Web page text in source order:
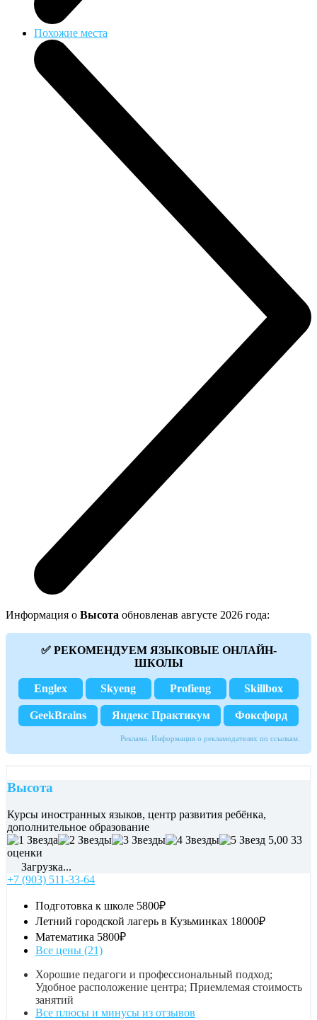
Похожие места
Информация о Высота обновленав августе 2026 года:
✅ РЕКОМЕНДУЕМ ЯЗЫКОВЫЕ ОНЛАЙН-
ШКОЛЫ
Englex Skyeng Profieng Skillbox
GeekBrains Яндекс Практикум Фоксфорд
Реклама. Информация о рекламодателях по ссылкам.
Высота
Курсы иностранных языков, центр развития ребёнка,
дополнительное образование
5,00 33
оценки
Загрузка...
+7 (903) 511-33-64
Подготовка к школе 5800₽
Летний городской лагерь в Кузьминках 18000₽
Математика 5800₽
Все цены (21)
Хорошие педагоги и профессиональный подход;
Удобное расположение центра; Приемлемая стоимость
занятий
Все плюсы и минусы из отзывов